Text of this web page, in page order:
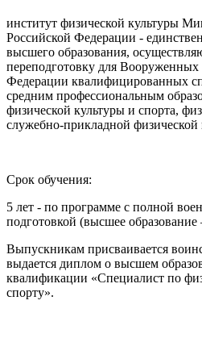
институт физической культуры
Российской Федерации -
высшего образования,
переподготовку для
Федерации квалифицированных
средним профессиональным
физической культуры и спорта,
служебно-прикладной физической
Срок обучения:
5 лет - по программе с полной
подготовкой (высшее образование
Выпускникам присваивается
выдается диплом о высшем
квалификации «Cпециалист по
спорту».